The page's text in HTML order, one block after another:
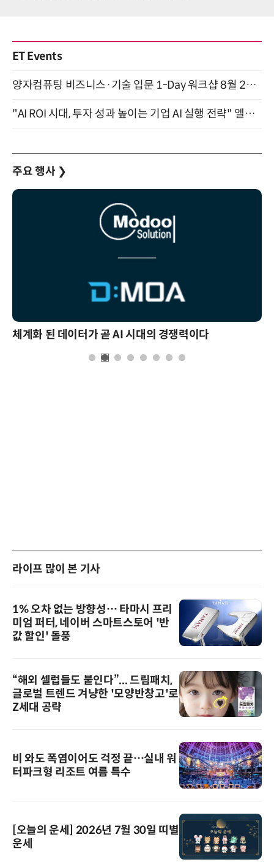
ET Events
양자컴퓨팅 비즈니스·기술 입문 1-Day 워크샵 8월 28일 개최
"AI ROI 시대, 투자 성과 높이는 기업 AI 실행 전략" 엘타워 6층 (9월 18일)
주요 행사 ❯
체계화 된 데이터가 곧 AI 시대의 경쟁력이다
라이프 많이 본 기사
1% 오차 없는 방향성… 타마시 프리
미엄 퍼터, 네이버 스마트스토어 '반
값 할인' 돌풍
“해외 셀럽들도 붙인다”... 드림패치,
글로벌 트렌드 겨냥한 '모양반창고'로
Z세대 공략
비 와도 폭염이어도 걱정 끝…실내 워
터파크형 리조트 여름 특수
[오늘의 운세] 2026년 7월 30일 띠별
운세